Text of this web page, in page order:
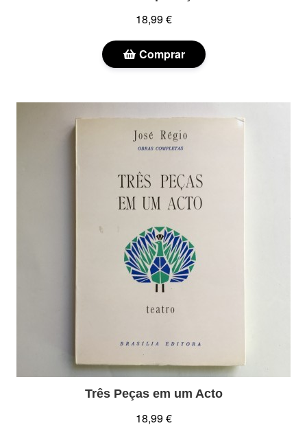
18,99 €
Comprar
Três Peças em um Acto
18,99 €